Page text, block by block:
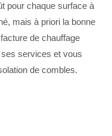
pour chaque surface à
mais à priori la bonne
de chauffage
services et vous
de combles.